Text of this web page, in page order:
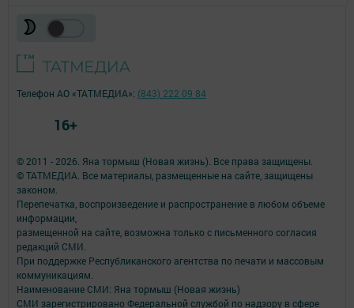
© 2011 - 2026. Яна тормыш (Новая жизнь). Все права защищены.
© ТАТМЕДИА. Все материалы, размещенные на сайте, защищены
законом.
Перепечатка, воспроизведение и распространение в любом объеме
информации,
размещенной на сайте, возможна только с письменного согласия
редакций СМИ.
При поддержке Республиканского агентства по печати и массовым
коммуникациям.
Наименование СМИ: Яна тормыш (Новая жизнь)
СМИ зарегистрировано Федеральной службой по надзору в сфере
Телефон АО «ТАТМЕДИА»: (843) 222 09 84
16+